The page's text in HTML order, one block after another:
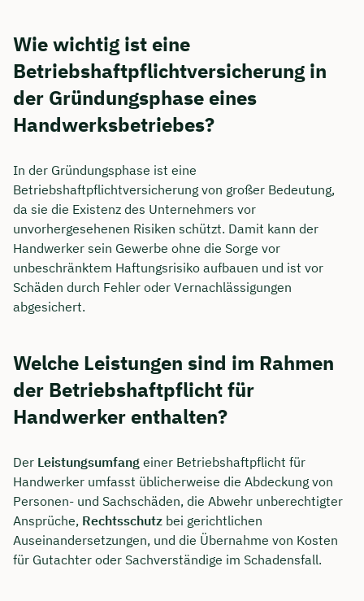
Wie wichtig ist eine
Betriebshaftpflichtversicherung in
der Gründungsphase eines
Handwerksbetriebes?
In der Gründungsphase ist eine
Betriebshaftpflichtversicherung von großer Bedeutung,
da sie die Existenz des Unternehmers vor
unvorhergesehenen Risiken schützt. Damit kann der
Handwerker sein Gewerbe ohne die Sorge vor
unbeschränktem Haftungsrisiko aufbauen und ist vor
Schäden durch Fehler oder Vernachlässigungen
abgesichert.
Welche Leistungen sind im Rahmen
der Betriebshaftpflicht für
Handwerker enthalten?
Der Leistungsumfang einer Betriebshaftpflicht für
Handwerker umfasst üblicherweise die Abdeckung von
Personen- und Sachschäden, die Abwehr unberechtigter
Ansprüche, Rechtsschutz bei gerichtlichen
Auseinandersetzungen, und die Übernahme von Kosten
für Gutachter oder Sachverständige im Schadensfall.